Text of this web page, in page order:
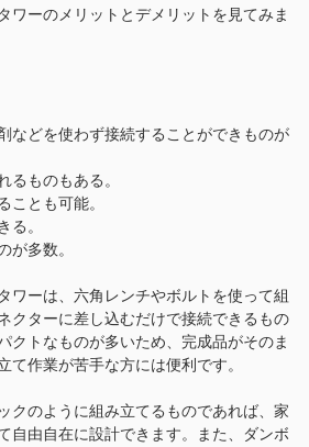
ワーのメリットとデメリットを見てみま
などを使わず接続することができものが
るものもある。
ことも可能。
る。
が多数。
ワーは、六角レンチやボルトを使って組
クターに差し込むだけで接続できるもの
クトなものが多いため、完成品がそのま
て作業が苦手な方には便利です。
クのように組み立てるものであれば、家
自由自在に設計できます。また、ダンボ